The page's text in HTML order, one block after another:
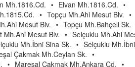
Mh.1816.Cd. • Elvan Mh.1816.Cd. •
• Topçu Mh.Ahi Mesut Blv. •
Mesut Blv. • Topçu Mh.Bahçeli Sk.
Mh.Ahi Mesut Blv. • Selçuklu Mh.Ahi
Mh.İbni Sina Sk. • Selçuklu
Çakmak Mh.Ceylan Sk. •
• Mareşal Çakmak Mh.Ankara Cd. •